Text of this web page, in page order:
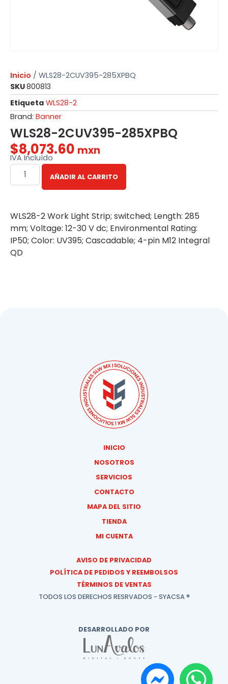
Inicio / WLS28-2CUV395-285XPBQ
SKU800813
Etiqueta WLS28-2
Brand: Banner
WLS28-2CUV395-285XPBQ
$8,073.60 mxn
IVA Incluído
AÑADIR AL CARRITO
WLS28-2 Work Light Strip; switched; Length: 285
mm; Voltage: 12-30 V dc; Environmental Rating:
IP50; Color: UV395; Cascadable; 4-pin M12 Integral
QD
INICIO
NOSOTROS
SERVICIOS
CONTACTO
MAPA DEL SITIO
TIENDA
MI CUENTA
AVISO DE PRIVACIDAD
POLÍTICA DE PEDIDOS Y REEMBOLSOS
TÉRMINOS DE VENTAS
TODOS LOS DERECHOS RESRVADOS - SYACSA ®
DESARROLLADO POR